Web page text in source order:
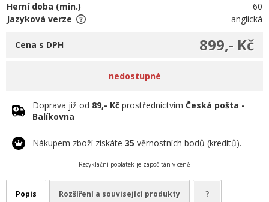
Herní doba (min.)
60
Jazyková verze
anglická
899,- Kč
Cena s DPH
nedostupné
Doprava již od 89,- Kč prostřednictvím Česká pošta -
Balíkovna
Nákupem zboží získáte 35 věrnostních bodů (kreditů).
Recyklační poplatek je započítán v ceně
Popis Rozšíření a související produkty ?